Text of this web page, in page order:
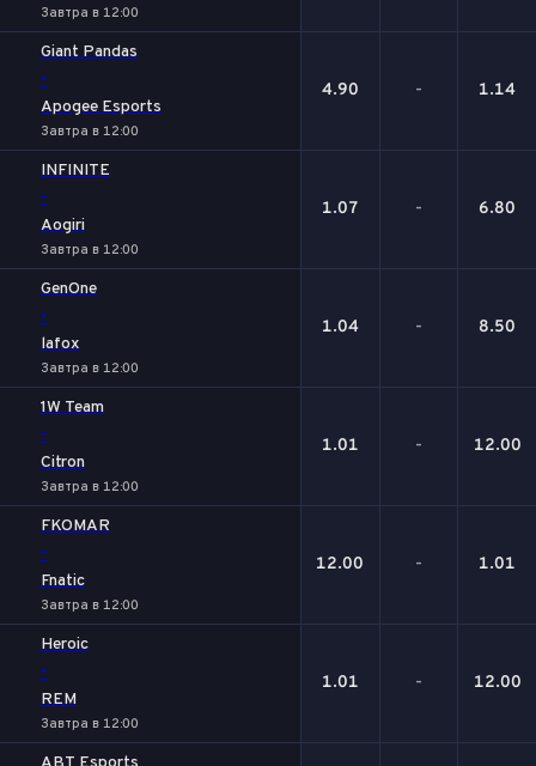
Завтра в 12:00
Giant Pandas
-
Apogee Esports
Завтра в 12:00
4.90 - 1.14
INFINITE
-
Aogiri
Завтра в 12:00
1.07 - 6.80
GenOne
-
lafox
Завтра в 12:00
1.04 - 8.50
1W Team
-
Citron
Завтра в 12:00
1.01 - 12.00
FKOMAR
-
Fnatic
Завтра в 12:00
12.00 - 1.01
Heroic
-
REM
Завтра в 12:00
1.01 - 12.00